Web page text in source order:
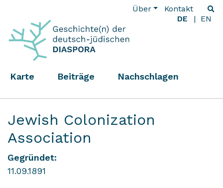
Über
Kontakt
DE
EN
Karte Beiträge Nachschlagen
Jewish Colonization
Association
Gegründet:
11.09.1891